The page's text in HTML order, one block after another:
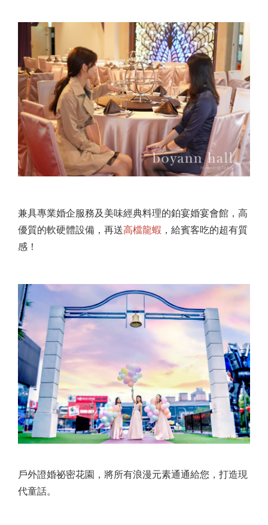
兼具專業婚企服務及美味經典料理的鉑宴婚宴會館，高
優質的軟硬體設備，再送高檔龍蝦 ，給賓客吃的超有質
感！
戶外證婚祕密花園，將所有浪漫元素通通給您，打造現
代童話。